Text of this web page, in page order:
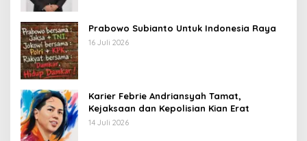
Prabowo Subianto Untuk Indonesia Raya
16 Juli 2026
Karier Febrie Andriansyah Tamat,
Kejaksaan dan Kepolisian Kian Erat
14 Juli 2026